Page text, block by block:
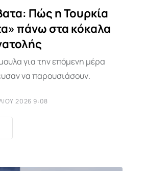
Πώς η Τουρκία
πάνω στα κόκαλα
για την επόμενη μέρα
να παρουσιάσουν.
2026 9:08